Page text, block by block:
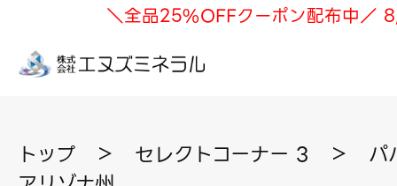
＼全品25%OFFクーポン配布中／
トップ ＞ セレクトコーナー 3 ＞
パ